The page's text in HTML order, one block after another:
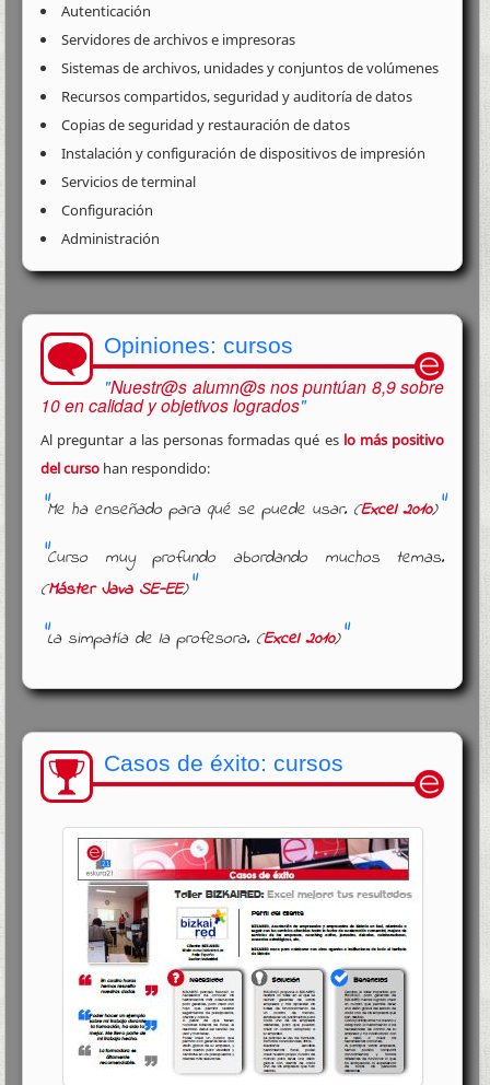
Autenticación
Servidores de archivos e impresoras
Sistemas de archivos, unidades y conjuntos de volúmenes
Recursos compartidos, seguridad y auditoría de datos
Copias de seguridad y restauración de datos
Instalación y configuración de dispositivos de impresión
Servicios de terminal
Configuración
Administración
Opiniones: cursos
Nuestr@s alumn@s nos puntúan 8,9 sobre
10 en calidad y objetivos logrados
Al preguntar a las personas formadas qué es lo más positivo
del curso han respondido:
Me ha enseñado para qué se puede usar. (Excel 2010)
Curso muy profundo abordando muchos temas.
(Máster Java SE-EE)
La simpatía de la profesora. (Excel 2010)
Casos de éxito: cursos